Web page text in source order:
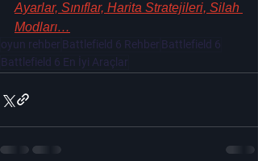
Ayarlar, Sınıflar, Harita Stratejileri, Silah
Modları…
oyun rehber Battlefield 6 Rehber Battlefield 6
Battlefield 6 En İyi Araçlar